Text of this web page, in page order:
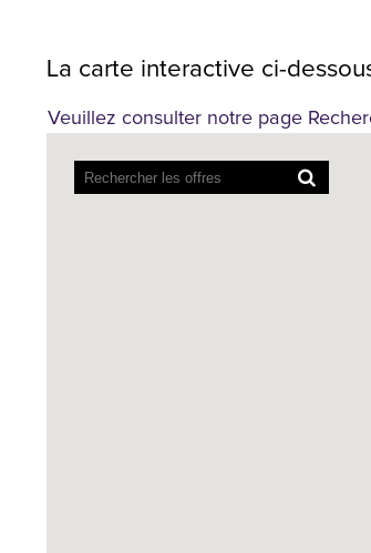
La carte interactive ci-
Veuillez consulter notre page